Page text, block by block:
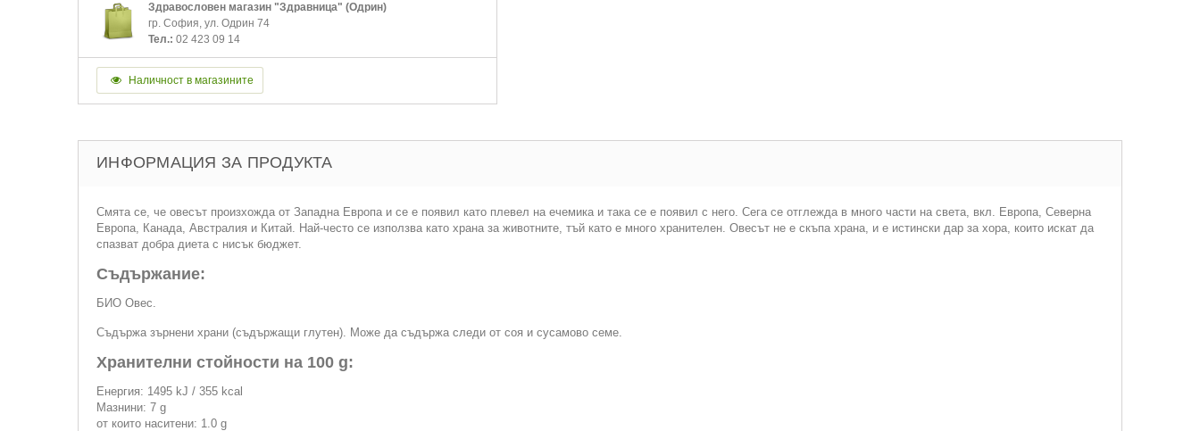
Здравословен магазин "Здравница" (Одрин)
гр. София, ул. Одрин 74
Тел.: 02 423 09 14
Наличност в магазините
ИНФОРМАЦИЯ ЗА ПРОДУКТА
Смята се, че овесът произхожда от Западна Европа и се е появил като плевел на ечемика и така се е появил с него. Сега се отглежда в много части на света, вкл. Европа, Северна
Европа, Канада, Австралия и Китай. Най-често се използва като храна за животните, тъй като е много хранителен. Овесът не е скъпа храна, и е истински дар за хора, които искат да
спазват добра диета с нисък бюджет.
Съдържание:
БИО Овес.
Съдържа зърнени храни (съдържащи глутен). Може да съдържа следи от соя и сусамово семе.
Хранителни стойности на 100 g:
Енергия: 1495 kJ / 355 kcal
Мазнини: 7 g
от които наситени: 1.0 g